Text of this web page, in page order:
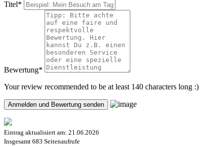
Titel*
Bewertung*
Your review recommended to be at least 140 characters long :)
Eintrag aktualisiert am: 21.06.2026
Insgesamt 683 Seitenaufrufe